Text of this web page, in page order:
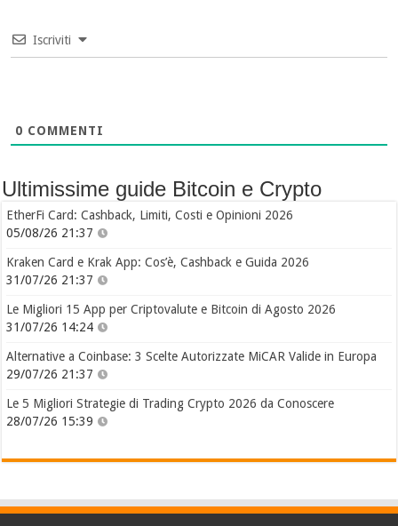
Iscriviti
0 COMMENTI
Ultimissime guide Bitcoin e Crypto
EtherFi Card: Cashback, Limiti, Costi e Opinioni 2026
05/08/26 21:37
Kraken Card e Krak App: Cos’è, Cashback e Guida 2026
31/07/26 21:37
Le Migliori 15 App per Criptovalute e Bitcoin di Agosto 2026
31/07/26 14:24
Alternative a Coinbase: 3 Scelte Autorizzate MiCAR Valide in Europa
29/07/26 21:37
Le 5 Migliori Strategie di Trading Crypto 2026 da Conoscere
28/07/26 15:39